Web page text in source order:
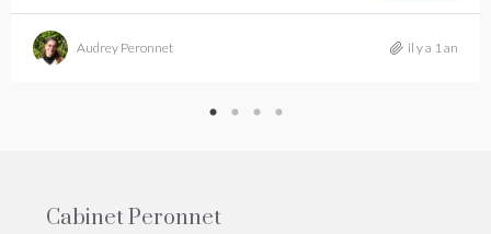
Audrey Peronnet il y a 1 an
Cabinet Peronnet